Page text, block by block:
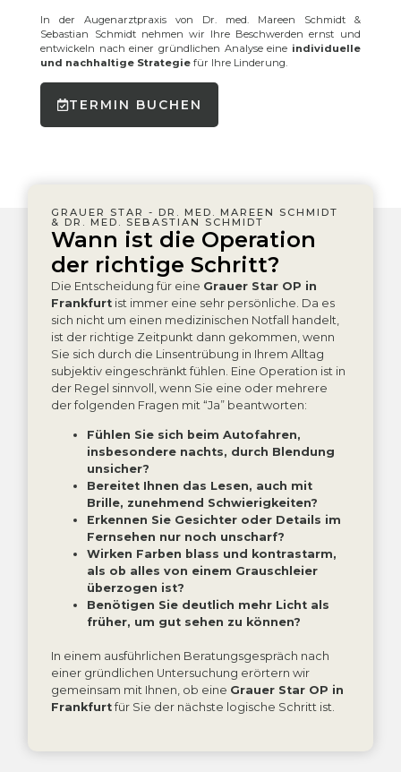
In der Augenarztpraxis von Dr. med. Mareen Schmidt &
Sebastian Schmidt nehmen wir Ihre Beschwerden ernst und
entwickeln nach einer gründlichen Analyse eine individuelle
und nachhaltige Strategie für Ihre Linderung.
TERMIN BUCHEN
GRAUER STAR - DR. MED. MAREEN SCHMIDT
& DR. MED. SEBASTIAN SCHMIDT
Wann ist die Operation
der richtige Schritt?
Die Entscheidung für eine Grauer Star OP in
Frankfurt ist immer eine sehr persönliche. Da es
sich nicht um einen medizinischen Notfall handelt,
ist der richtige Zeitpunkt dann gekommen, wenn
Sie sich durch die Linsentrübung in Ihrem Alltag
subjektiv eingeschränkt fühlen. Eine Operation ist in
der Regel sinnvoll, wenn Sie eine oder mehrere
der folgenden Fragen mit “Ja” beantworten:
Fühlen Sie sich beim Autofahren,
insbesondere nachts, durch Blendung
unsicher?
Bereitet Ihnen das Lesen, auch mit
Brille, zunehmend Schwierigkeiten?
Erkennen Sie Gesichter oder Details im
Fernsehen nur noch unscharf?
Wirken Farben blass und kontrastarm,
als ob alles von einem Grauschleier
überzogen ist?
Benötigen Sie deutlich mehr Licht als
früher, um gut sehen zu können?
In einem ausführlichen Beratungsgespräch nach
einer gründlichen Untersuchung erörtern wir
gemeinsam mit Ihnen, ob eine Grauer Star OP in
Frankfurtfür Sie der nächste logische Schritt ist.